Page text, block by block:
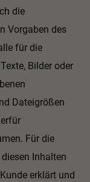
die
Vorgaben des
für die
Bilder oder
Dateigrößen
Für die
Inhalten
erklärt und